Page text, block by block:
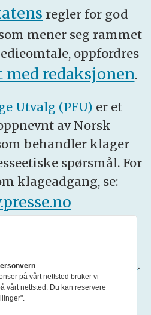
regler for god
mener seg rammet
oppfordres
redaksjonen.
Utvalg (PFU) er et
av Norsk
behandler klager
spørsmål. For
klageadgang, se:
medlem av
for Forsvarets forum .
in English
på vårt nettsted bruker vi
vårt nettsted. Du kan reservere